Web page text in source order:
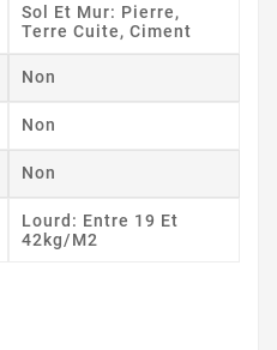
Sol Et Mur: Pierre,
Terre Cuite, Ciment
Non
Non
Non
Lourd: Entre 19 Et
42kg/m2